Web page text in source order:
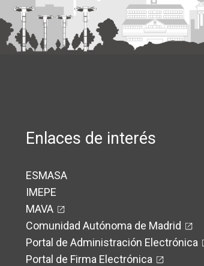
Enlaces de interés
ESMASA
IMEPE
MAVA
Comunidad Autónoma de Madrid
Portal de Administración Electrónica
Portal de Firma Electrónica